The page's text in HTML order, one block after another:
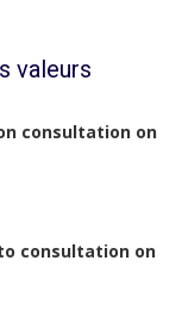
valeurs
consultation on
consultation on